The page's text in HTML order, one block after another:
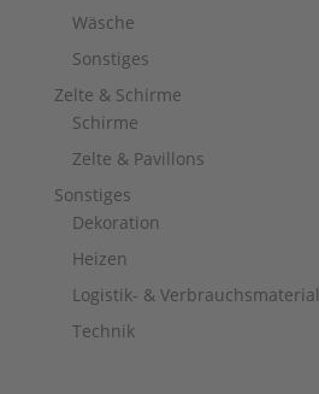
Wäsche
Sonstiges
Zelte & Schirme
Schirme
Zelte & Pavillons
Sonstiges
Dekoration
Heizen
Logistik- & Verbrauchsmaterial
Technik